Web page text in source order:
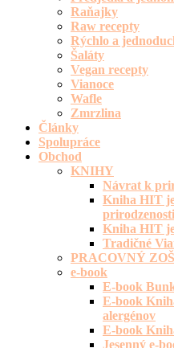
Raňajky
Raw recepty
Rýchlo a
Šaláty
Vegan recepty
Vianoce
Wafle
Zmrzlina
Články
Spolupráce
Obchod
KNIHY
Návrat k
Kniha HIT
prirodzenosti
Kniha HIT
Tradičné
PRACOVNÝ
e-book
E-book
E-book
alergénov
E-book
Jesenný e-